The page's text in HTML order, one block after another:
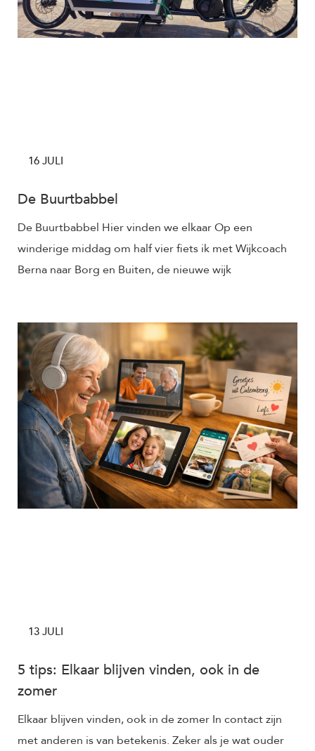
De Buurtbabbel
16 JULI
De Buurtbabbel Hier vinden we elkaar Op een
winderige middag om half vier fiets ik met Wijkcoach
Berna naar Borg en Buiten, de nieuwe wijk
5 tips: Elkaar blijven vinden, ook in de
zomer
13 JULI
Elkaar blijven vinden, ook in de zomer In contact zijn
met anderen is van betekenis. Zeker als je wat ouder